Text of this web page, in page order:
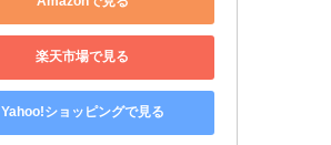
楽天市場で見る
Yahoo!ショッピングで見る